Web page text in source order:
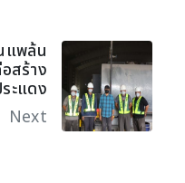
แพล้น
สร้าง
ะแดง
Next